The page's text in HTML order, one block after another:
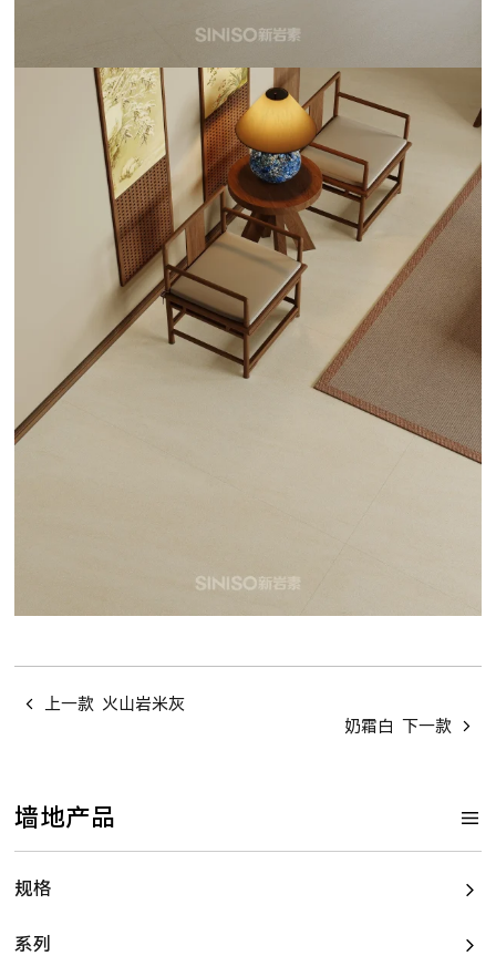
上一款 火山岩米灰
奶霜白 下一款
墙地产品
规格
系列